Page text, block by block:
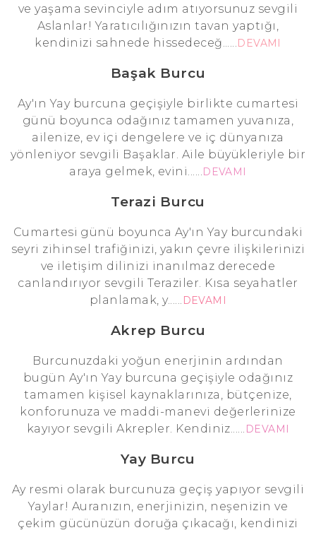
ve yaşama sevinciyle adım atıyorsunuz sevgili
Aslanlar! Yaratıcılığınızın tavan yaptığı,
kendinizi sahnede hissedeceğ......DEVAMI
Başak Burcu
Ay'ın Yay burcuna geçişiyle birlikte cumartesi
günü boyunca odağınız tamamen yuvanıza,
ailenize, ev içi dengelere ve iç dünyanıza
yönleniyor sevgili Başaklar. Aile büyükleriyle bir
araya gelmek, evini......DEVAMI
Terazi Burcu
Cumartesi günü boyunca Ay'ın Yay burcundaki
seyri zihinsel trafiğinizi, yakın çevre ilişkilerinizi
ve iletişim dilinizi inanılmaz derecede
canlandırıyor sevgili Teraziler. Kısa seyahatler
planlamak, y...... DEVAMI
Akrep Burcu
Burcunuzdaki yoğun enerjinin ardından
bugün Ay'ın Yay burcuna geçişiyle odağınız
tamamen kişisel kaynaklarınıza, bütçenize,
konforunuza ve maddi-manevi değerlerinize
kayıyor sevgili Akrepler. Kendiniz...... DEVAMI
Yay Burcu
Ay resmi olarak burcunuza geçiş yapıyor sevgili
Yaylar! Auranızın, enerjinizin, neşenizin ve
çekim gücünüzün doruğa çıkacağı, kendinizi